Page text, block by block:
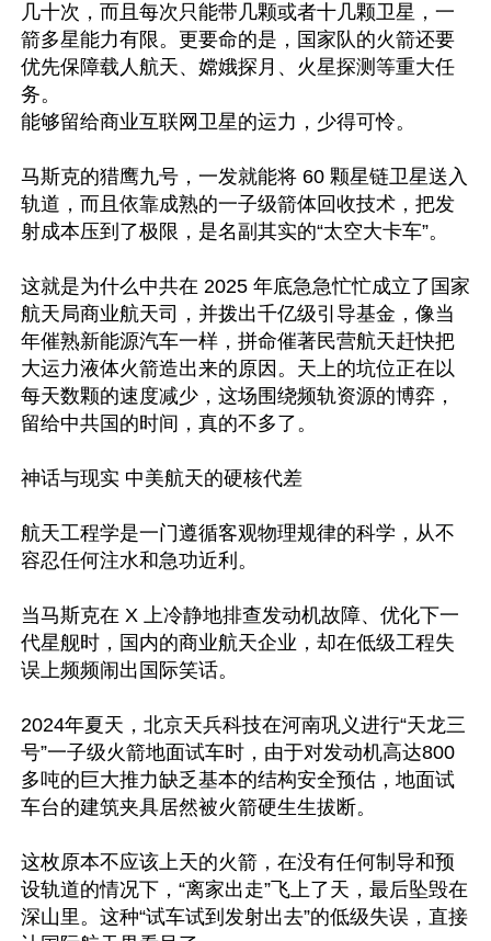
几十次，而且每次只能带几颗或者十几颗卫星，一
箭多星能力有限。更要命的是，国家队的火箭还要
优先保障载人航天、嫦娥探月、火星探测等重大任
务。
能够留给商业互联网卫星的运力，少得可怜。
马斯克的猎鹰九号，一发就能将 60 颗星链卫星送入
轨道，而且依靠成熟的一子级箭体回收技术，把发
射成本压到了极限，是名副其实的“太空大卡车”。
这就是为什么中共在 2025 年底急急忙忙成立了国家
航天局商业航天司，并拨出千亿级引导基金，像当
年催熟新能源汽车一样，拼命催著民营航天赶快把
大运力液体火箭造出来的原因。天上的坑位正在以
每天数颗的速度减少，这场围绕频轨资源的博弈，
留给中共国的时间，真的不多了。
神话与现实 中美航天的硬核代差
航天工程学是一门遵循客观物理规律的科学，从不
容忍任何注水和急功近利。
当马斯克在 X 上冷静地排查发动机故障、优化下一
代星舰时，国内的商业航天企业，却在低级工程失
误上频频闹出国际笑话。
2024年夏天，北京天兵科技在河南巩义进行“天龙三
号”一子级火箭地面试车时，由于对发动机高达800
多吨的巨大推力缺乏基本的结构安全预估，地面试
车台的建筑夹具居然被火箭硬生生拔断。
这枚原本不应该上天的火箭，在没有任何制导和预
设轨道的情况下，“离家出走”飞上了天，最后坠毁在
深山里。这种“试车试到发射出去”的低级失误，直接